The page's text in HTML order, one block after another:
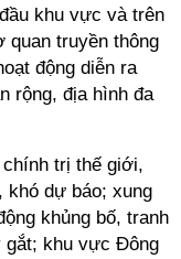
khu vực và trên
quan truyền thông
động diễn ra
rộng, địa hình đa
trị thế giới,
khó dự báo; xung
khủng bố, tranh
gắt; khu vực Đông